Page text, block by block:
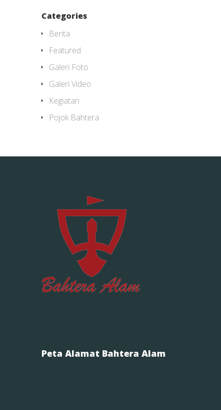
Categories
Berita
Featured
Galeri Foto
Galeri Video
Kegiatan
Pojok Bahtera
Peta Alamat Bahtera Alam